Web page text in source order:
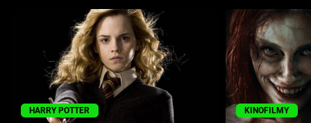
HARRY POTTER KINOFILMY